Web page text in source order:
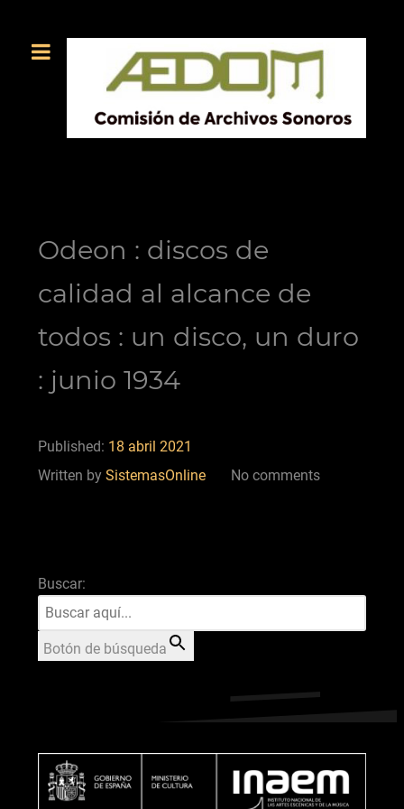
Odeon : discos de
calidad al alcance de
todos : un disco, un duro
: junio 1934
Published: 18 abril 2021
Written by SistemasOnline No comments
Buscar:
Botón de búsqueda